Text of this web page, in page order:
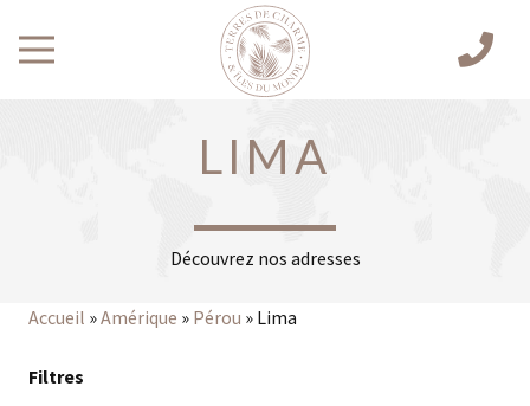
LIMA
Découvrez nos adresses
Accueil »Amérique » Pérou » Lima
Filtres